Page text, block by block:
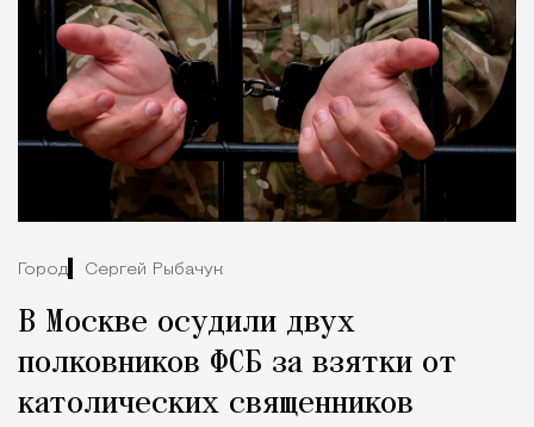
Город Сергей Рыбачук
В Москве осудили двух
полковников ФСБ за взятки от
католических священников